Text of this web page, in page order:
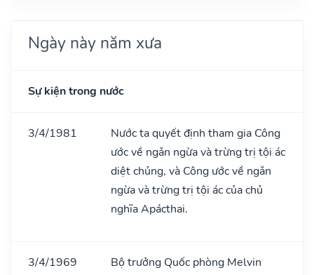
Ngày này năm xưa
Sự kiện trong nước
3/4/1981
Nước ta quyết định tham gia Công
ước về ngǎn ngừa và trừng trị tội ác
diệt chủng, và Công ước về ngǎn
ngừa và trừng trị tội ác của chủ
nghĩa Apácthai.
3/4/1969
Bộ trưởng Quốc phòng Melvin